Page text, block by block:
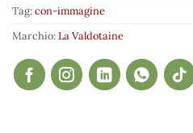
Tag:con-immagine
Marchio:La Valdotaine